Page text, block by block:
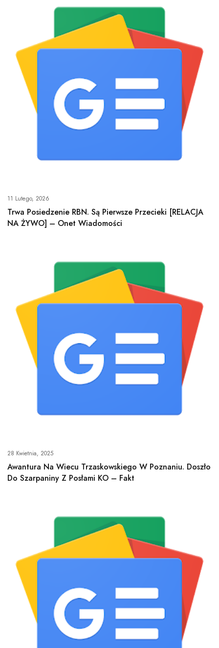
11 Lutego, 2026
Trwa Posiedzenie RBN. Są Pierwsze Przecieki [RELACJA
NA ŻYWO] – Onet Wiadomości
28 Kwietnia, 2025
Awantura Na Wiecu Trzaskowskiego W Poznaniu. Doszło
Do Szarpaniny Z Posłami KO – Fakt